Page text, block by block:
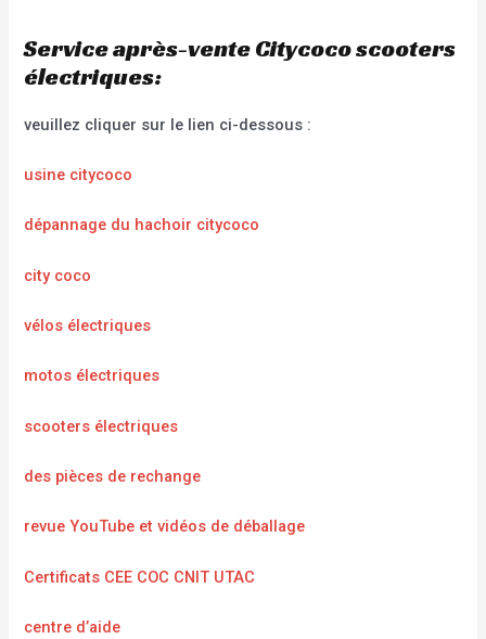
Service après-vente Citycoco scooters
électriques:
veuillez cliquer sur le lien ci-dessous :
usine citycoco
dépannage du hachoir citycoco
city coco
vélos électriques
motos électriques
scooters électriques
des pièces de rechange
revue YouTube et vidéos de déballage
Certificats CEE COC CNIT UTAC
centre d’aide